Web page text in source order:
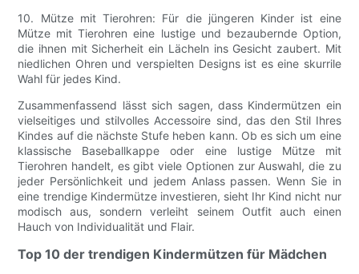
10. Mütze mit Tierohren: Für die jüngeren Kinder ist eine
Mütze mit Tierohren eine lustige und bezaubernde Option,
die ihnen mit Sicherheit ein Lächeln ins Gesicht zaubert. Mit
niedlichen Ohren und verspielten Designs ist es eine skurrile
Wahl für jedes Kind.
Zusammenfassend lässt sich sagen, dass Kindermützen ein
vielseitiges und stilvolles Accessoire sind, das den Stil Ihres
Kindes auf die nächste Stufe heben kann. Ob es sich um eine
klassische Baseballkappe oder eine lustige Mütze mit
Tierohren handelt, es gibt viele Optionen zur Auswahl, die zu
jeder Persönlichkeit und jedem Anlass passen. Wenn Sie in
eine trendige Kindermütze investieren, sieht Ihr Kind nicht nur
modisch aus, sondern verleiht seinem Outfit auch einen
Hauch von Individualität und Flair.
Top 10 der trendigen Kindermützen für Mädchen